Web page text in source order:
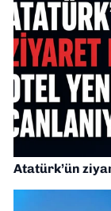
Atatürk’ün